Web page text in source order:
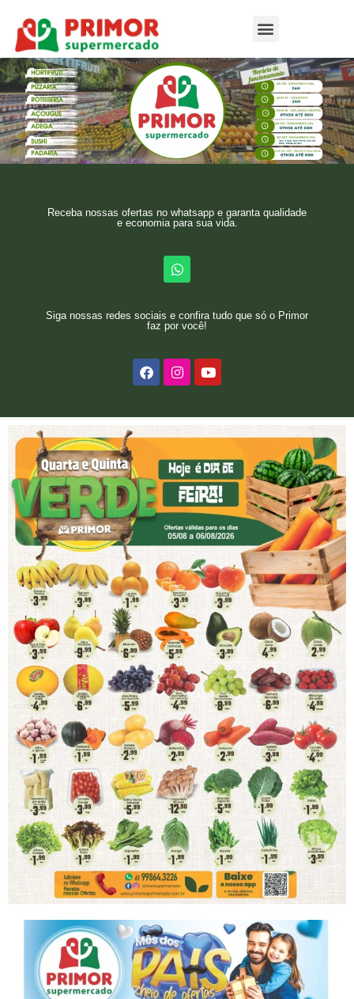
Receba nossas ofertas no whatsapp e garanta qualidade
e economia para sua vida.
Siga nossas redes sociais e confira tudo que só o Primor
faz por você!